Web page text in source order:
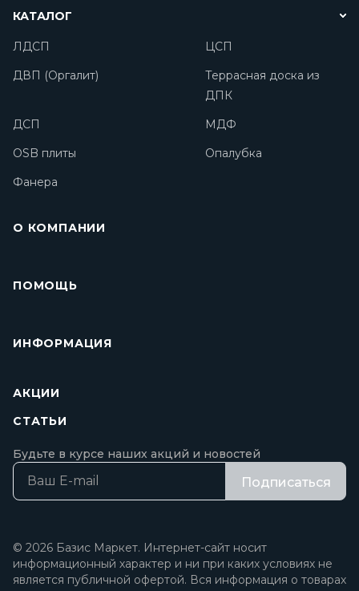
КАТАЛОГ
ЛДСП
ЦСП
ДВП (Оргалит)
Террасная доска из
ДПК
ДСП
МДФ
OSB плиты
Опалубка
Фанера
О КОМПАНИИ
ПОМОЩЬ
ИНФОРМАЦИЯ
АКЦИИ
СТАТЬИ
Будьте в курсе наших акций и новостей
Подписаться
© 2026 Базис Маркет. Интернет-сайт носит
информационный характер и ни при каких условиях не
является публичной офертой. Вся информация о товарах